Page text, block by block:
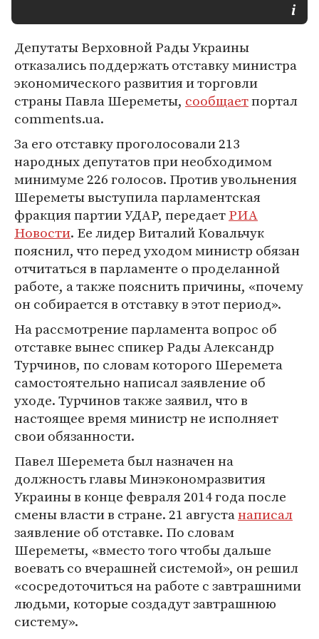
Депутаты Верховной Рады Украины
отказались поддержать отставку министра
экономического развития и торговли
страны Павла Шереметы, сообщаетпортал
comments.ua.
За его отставку проголосовали 213
народных депутатов при необходимом
минимуме 226 голосов. Против увольнения
Шереметы выступила парламентская
фракция партии УДАР, передаетРИА
Новости. Ее лидер Виталий Ковальчук
пояснил, что перед уходом министр обязан
отчитаться в парламенте о проделанной
работе, а также пояснить причины, «почему
он собирается в отставку в этот период».
На рассмотрение парламента вопрос об
отставке вынес спикер Рады Александр
Турчинов, по словам которого Шеремета
самостоятельно написал заявление об
уходе. Турчинов также заявил, что в
настоящее время министр не исполняет
свои обязанности.
Павел Шеремета был назначен на
должность главы Минэкономразвития
Украины в конце февраля 2014 года после
смены власти в стране. 21 августанаписал
заявление об отставке. По словам
Шереметы, «вместо того чтобы дальше
воевать со вчерашней системой», он решил
«сосредоточиться на работе с завтрашними
людьми, которые создадут завтрашнюю
систему».